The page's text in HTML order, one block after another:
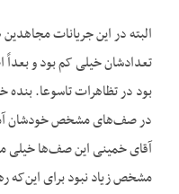
البته در این جریانات
تعدادشان خیلی کم بود و
بود در تظاهرات تاسوعا.
در صف‌های مشخص خودشان
آقای خمینی این صف‌ها خیلی
مشخص زیاد نبود برای این‌که